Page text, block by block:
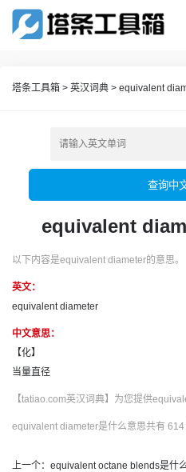
塔条工具箱 > 英汉词典 > equivalent
查询中
equivalent
以下内容是equivalent diameter的意思。
英文：
equivalent diameter
中文意思：
【化】
当量直径
【tatiao.com英汉词典】为您提供
equivalent diameter是什么意思共有 614
上一个： equivalent octane blends是什